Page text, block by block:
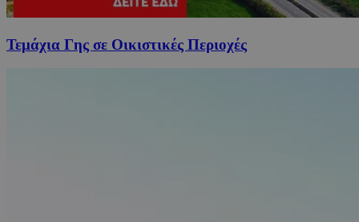
Τεμάχια Γης σε Οικιστικές Περιοχές